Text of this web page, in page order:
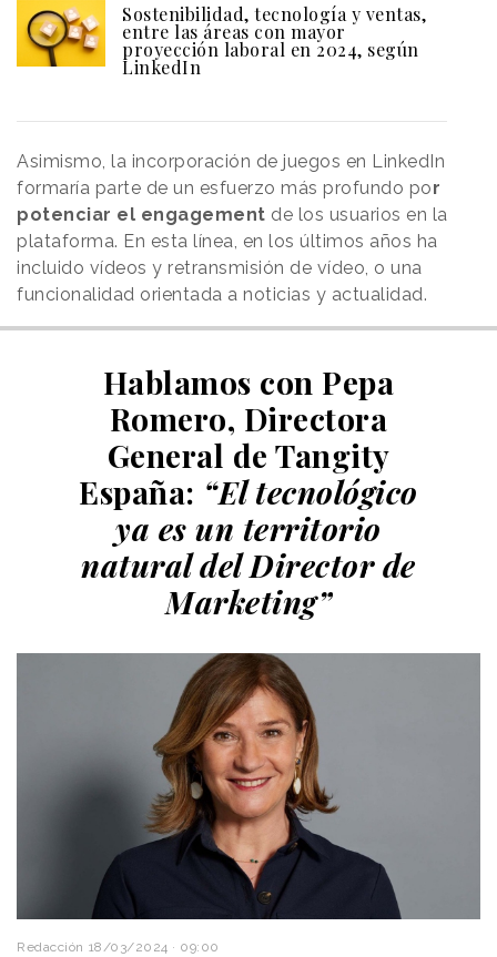
Sostenibilidad, tecnología y ventas,
entre las áreas con mayor
proyección laboral en 2024, según
LinkedIn
Asimismo, la incorporación de juegos en LinkedIn
formaría parte de un esfuerzo más profundo por
potenciar el engagement de los usuarios en la
plataforma. En esta línea, en los últimos años ha
incluido vídeos y retransmisión de vídeo, o una
funcionalidad orientada a noticias y actualidad.
Hablamos con Pepa
Romero, Directora
General de Tangity
España: “El tecnológico
ya es un territorio
natural del Director de
Marketing”
Redacción 18/03/2024 · 09:00